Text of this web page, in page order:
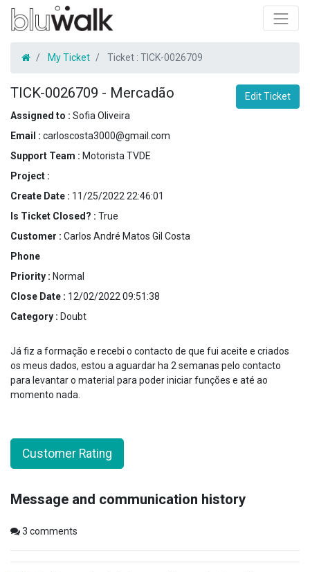
My Ticket Ticket : TICK-0026709
TICK-0026709 - Mercadão
Edit Ticket
Assigned to : Sofia Oliveira
Email : carloscosta3000@gmail.com
Support Team : Motorista TVDE
Project :
Create Date : 11/25/2022 22:46:01
Is Ticket Closed? : True
Customer : Carlos André Matos Gil Costa
Phone
Priority : Normal
Close Date : 12/02/2022 09:51:38
Category : Doubt
Já fiz a formação e recebi o contacto de que fui aceite e criados
os meus dados, estou a aguardar ha 2 semanas pelo contacto
para levantar o material para poder iniciar funções e até ao
momento nada.
Customer Rating
Message and communication history
3 comments